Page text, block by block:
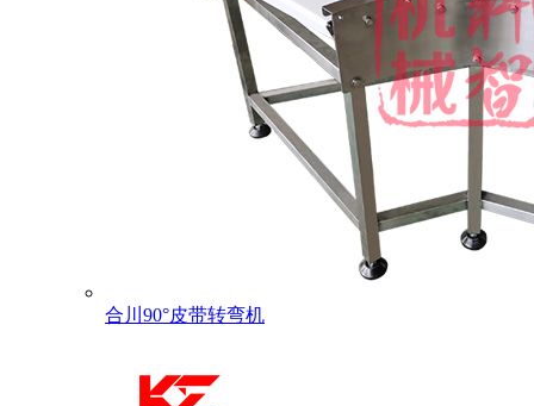
合川90°皮带转弯机